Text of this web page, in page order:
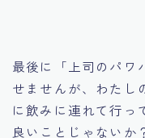
最後に「上司のパワ
せませんが、わたし
に飲みに連れて行っ
良いことじゃないか